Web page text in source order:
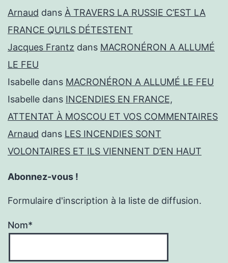
Arnaud dans À TRAVERS LA RUSSIE C’EST LA
FRANCE QU’ILS DÉTESTENT
Jacques Frantz dans MACRONÉRON A ALLUMÉ
LE FEU
Isabelle dans MACRONÉRON A ALLUMÉ LE FEU
Isabelle dans INCENDIES EN FRANCE,
ATTENTAT À MOSCOU ET VOS COMMENTAIRES
Arnaud dans LES INCENDIES SONT
VOLONTAIRES ET ILS VIENNENT D’EN HAUT
Abonnez-vous !
Formulaire d'inscription à la liste de diffusion.
Nom*